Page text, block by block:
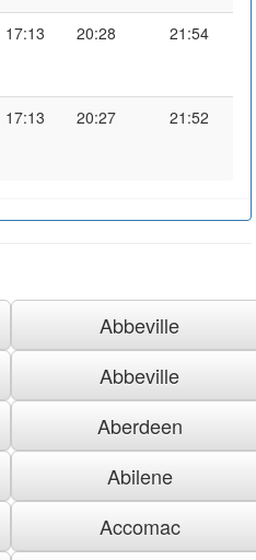
17:13 20:28 21:54
17:13 20:27 21:52
Abbeville
Abbeville
Aberdeen
Abilene
Accomac